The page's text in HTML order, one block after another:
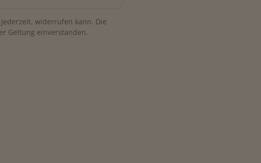
widerrufen kann. Die
Geltung einverstanden.